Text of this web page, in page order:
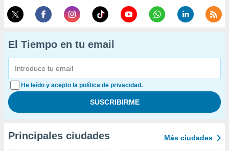
El Tiempo en tu email
He leído y acepto la política de privacidad.
Principales ciudades Más ciudades